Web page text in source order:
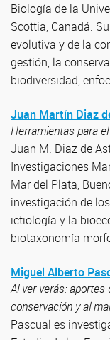
Biología de la
Scottia, Canadá.
evolutiva y de la
gestión, la
biodiversidad,
Juan Martín Diaz
Herramientas para
Juan M. Diaz de
Investigaciones
Mar del Plata,
investigación de
ictiología y la
biotaxonomía
Miguel Alberto
Al ver verás:
conservación y al
Pascual es